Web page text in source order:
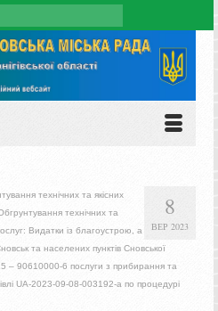
8
ВЕР 2023
технічних та якісних
технічних та
Видатки із благоустрою, а
та населених пунктів Сновської
– 90610000-6 послуги з прибирання та
UA-2023-09-08-003192-a по процедурі